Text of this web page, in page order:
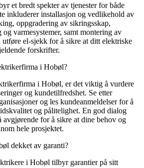
et bredt spekter av tjenester for både
inkluderer installasjon og vedlikehold av
oppgradering av sikringsskap,
varmesystemer, samt montering av
el-sjekk for å sikre at ditt elektriske
forskrifter.
i Hobøl?
i Hobøl, er det viktig å vurdere
og kundetilfredshet. Se etter
og les kundeanmeldelser for å
og pålitelighet. En god dialog
avgjørende for å sikre at dine behov og
hele prosjektet.
dekket av garanti?
i Hobøl tilbyr garantier på sitt